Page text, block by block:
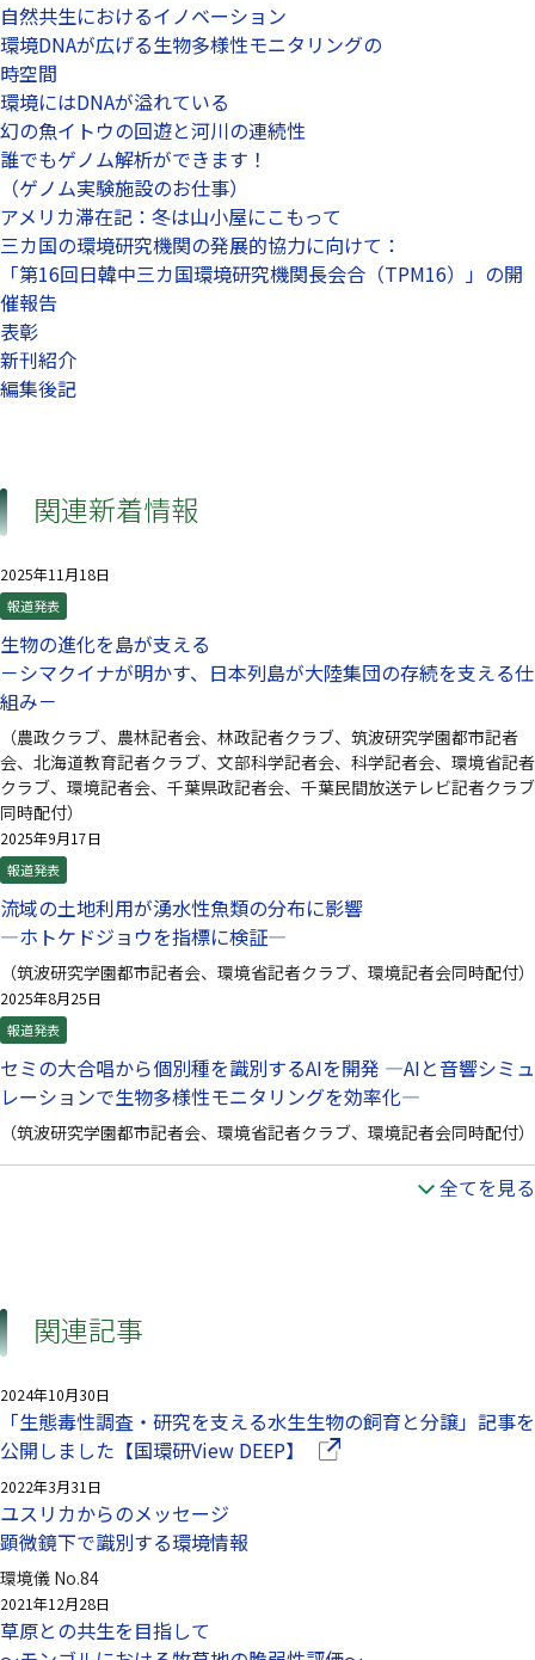
自然共生におけるイノベーション
環境DNAが広げる生物多様性モニタリングの
時空間
環境にはDNAが溢れている
幻の魚イトウの回遊と河川の連続性
誰でもゲノム解析ができます！
（ゲノム実験施設のお仕事）
アメリカ滞在記：冬は山小屋にこもって
三カ国の環境研究機関の発展的協力に向けて：
「第16回日韓中三カ国環境研究機関長会合（TPM16）」の開
催報告
表彰
新刊紹介
編集後記
関連新着情報
2025年11月18日
報道発表
生物の進化を島が支える
－シマクイナが明かす、日本列島が大陸集団の存続を支える仕
組み－
（農政クラブ、農林記者会、林政記者クラブ、筑波研究学園都市記者
会、北海道教育記者クラブ、文部科学記者会、科学記者会、環境省記者
クラブ、環境記者会、千葉県政記者会、千葉民間放送テレビ記者クラブ
同時配付）
2025年9月17日
報道発表
流域の土地利用が湧水性魚類の分布に影響
—ホトケドジョウを指標に検証—
（筑波研究学園都市記者会、環境省記者クラブ、環境記者会同時配付）
2025年8月25日
報道発表
セミの大合唱から個別種を識別するAIを開発 —AIと音響シミュ
レーションで生物多様性モニタリングを効率化—
（筑波研究学園都市記者会、環境省記者クラブ、環境記者会同時配付）
全てを見る
関連記事
2024年10月30日
「生態毒性調査・研究を支える水生生物の飼育と分譲」記事を
公開しました【国環研View DEEP】
（別ウインドウで開きま
2022年3月31日
ユスリカからのメッセージ
顕微鏡下で識別する環境情報
環境儀 No.84
2021年12月28日
草原との共生を目指して